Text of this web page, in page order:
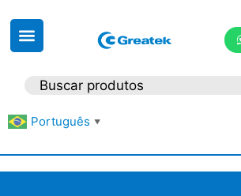
Português ▼